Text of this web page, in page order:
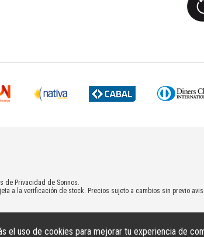
el uso de cookies para mejorar tu experiencia de
de Privacidad de Sonnos.
a la verificación de stock. Precios sujeto a cambios sin previo